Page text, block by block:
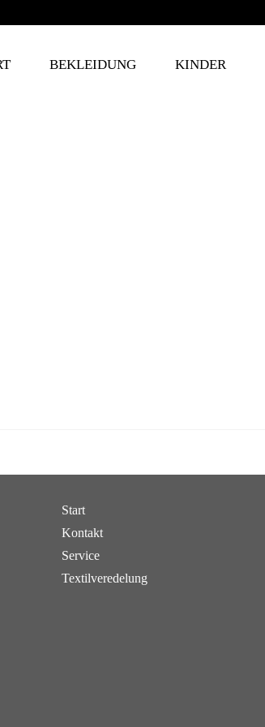
BEKLEIDUNG KINDER
Start
Kontakt
Service
Textilveredelung